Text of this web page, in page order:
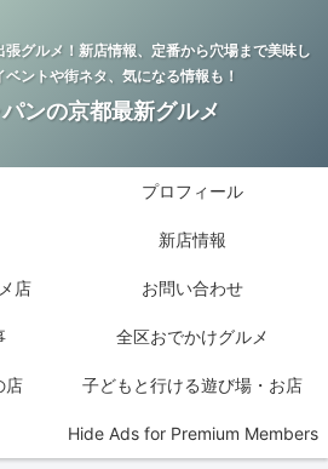
グルメ！新店情報、定番から穴場まで美味し
ントや街ネタ、気になる情報も！
ンの京都最新グルメ
プロフィール
新店情報
店 お問い合わせ
全区おでかけグルメ
店 子どもと行ける遊び場・お店
Hide Ads for Premium Members